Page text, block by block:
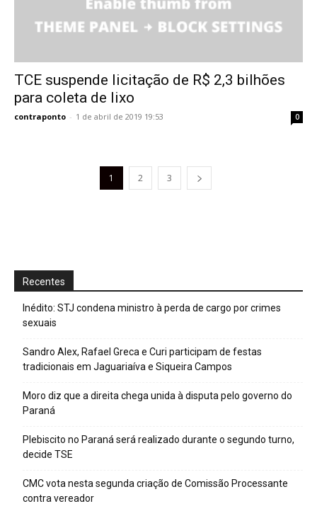
TCE suspende licitação de R$ 2,3 bilhões
para coleta de lixo
contraponto - 1 de abril de 2019 19:53 0
1 2 3
Recentes
Inédito: STJ condena ministro à perda de cargo por crimes
sexuais
Sandro Alex, Rafael Greca e Curi participam de festas
tradicionais em Jaguariaíva e Siqueira Campos
Moro diz que a direita chega unida à disputa pelo governo do
Paraná
Plebiscito no Paraná será realizado durante o segundo turno,
decide TSE
CMC vota nesta segunda criação de Comissão Processante
contra vereador